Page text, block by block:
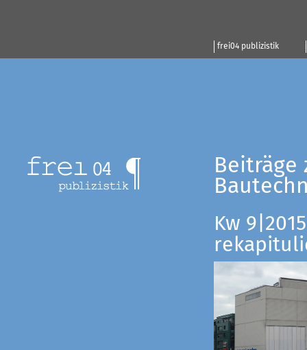
frei04 publizistik
Beiträge
Kw